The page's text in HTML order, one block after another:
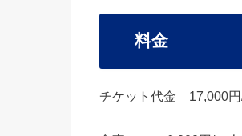
料金
チケット代金 17,000円